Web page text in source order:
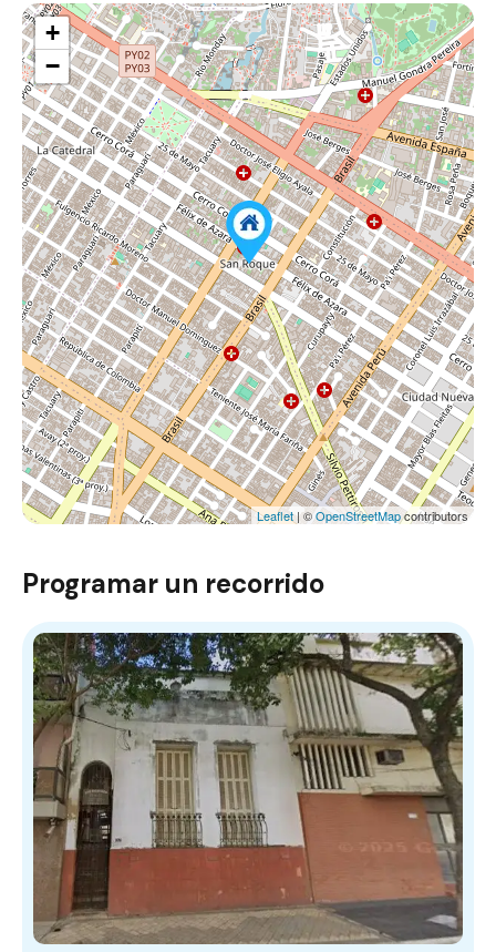
+
−
Leaflet | ©OpenStreetMapcontributors
Programar un recorrido